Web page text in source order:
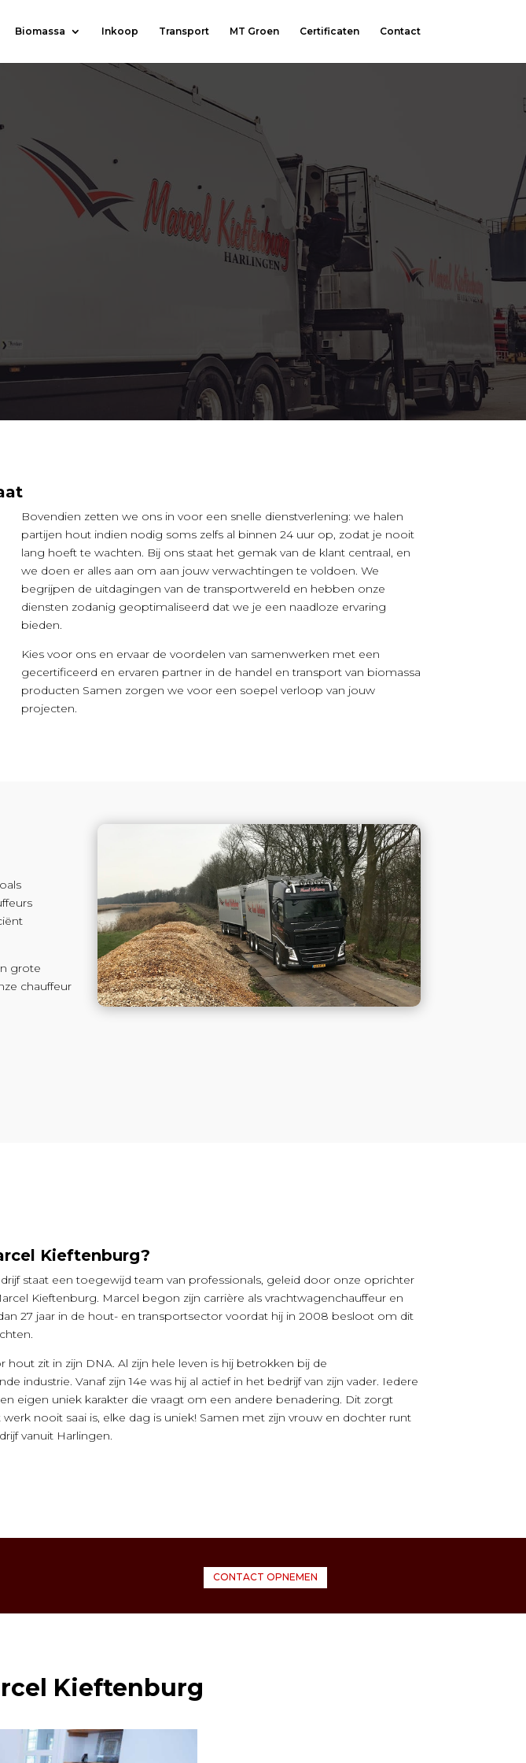
Biomassa Inkoop Transport MT Groen Certificaten Contact
Bovendien zetten we ons in voor een snelle dienstverlening: we halen
partijen hout indien nodig soms zelfs al binnen 24 uur op, zodat je nooit
lang hoeft te wachten. Bij ons staat het gemak van de klant centraal, en
we doen er alles aan om aan jouw verwachtingen te voldoen. We
begrijpen de uitdagingen van de transportwereld en hebben onze
diensten zodanig geoptimaliseerd dat we je een naadloze ervaring
bieden.
Kies voor ons en ervaar de voordelen van samenwerken met een
gecertificeerd en ervaren partner in de handel en transport van biomassa
producten Samen zorgen we voor een soepel verloop van jouw
projecten.
grote
chauffeur
Kieftenburg?
staat een toegewijd team van professionals, geleid door onze oprichter
Kieftenburg. Marcel begon zijn carrière als vrachtwagenchauffeur en
27 jaar in de hout- en transportsector voordat hij in 2008 besloot om dit
hout zit in zijn DNA. Al zijn hele leven is hij betrokken bij de
industrie. Vanaf zijn 14e was hij al actief in het bedrijf van zijn vader. Iedere
eigen uniek karakter die vraagt om een andere benadering. Dit zorgt
nooit saai is, elke dag is uniek! Samen met zijn vrouw en dochter runt
vanuit Harlingen.
CONTACT OPNEMEN
Kieftenburg